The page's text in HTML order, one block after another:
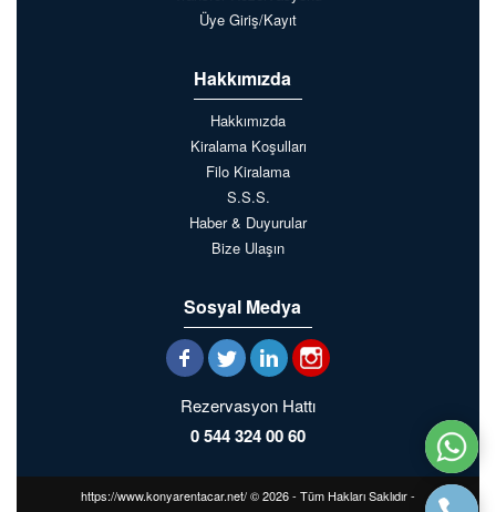
Üye Giriş/Kayıt
Hakkımızda
Hakkımızda
Kiralama Koşulları
Filo Kiralama
S.S.S.
Haber & Duyurular
Bize Ulaşın
Sosyal Medya
Rezervasyon Hattı
0 544 324 00 60
https://www.konyarentacar.net/ © 2026 - Tüm Hakları Saklıdır -